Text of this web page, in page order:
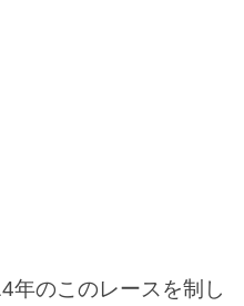
のこのレースを制し